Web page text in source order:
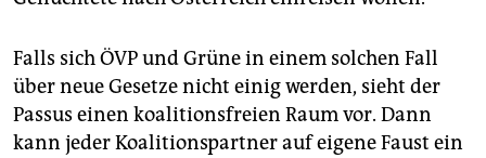
Falls sich ÖVP und Grüne in einem solchen Fall
über neue Gesetze nicht einig werden, sieht der
Passus einen koalitionsfreien Raum vor. Dann
kann jeder Koalitionspartner auf eigene Faust ein